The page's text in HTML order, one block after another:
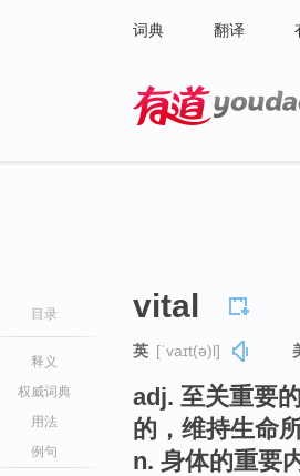
词典 翻译
目录
释义
权威词典
用法
例句
vital
英 [ˈvaɪt(ə)l]
adj. 至关重要
的，维持生命
n. 身体的重要